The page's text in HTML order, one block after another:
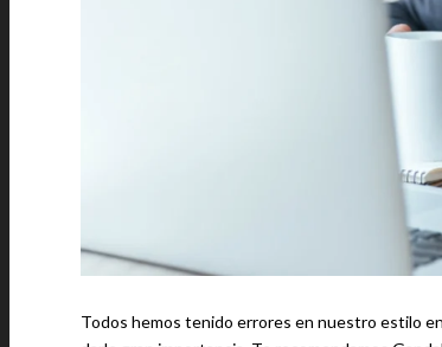
Todos hemos tenido errores en nuestro estilo